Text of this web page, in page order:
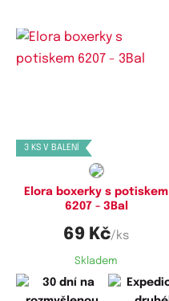
3 KS V BALENÍ
Elora boxerky s potiskem
6207 - 3Bal
69 Kč/ks
Skladem